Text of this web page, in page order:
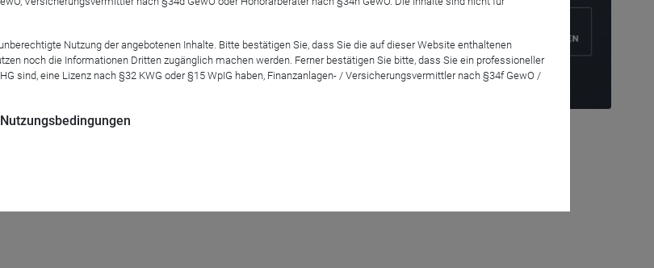
der Wahl Donald Trumps dachte man zuerst, dass dieser
haben – für US-amerikanische Unternehmen und für die US-
inwieweit politische Instabilität die ursprüngliche
Volkswirtschaft stellt sich auch die Frage, ob der Dollar
einen Blick auf all diese Fragen und stellt Ihnen Lösungen
Nutzung der angebotenen Inhalte. Bitte bestätigen Sie, dass Sie die auf dieser Website enthaltenen
noch die Informationen Dritten zugänglich machen werden. Ferner bestätigen Sie bitte, dass Sie ein professioneller
sind, eine Lizenz nach §32 KWG oder §15 WpIG haben, Finanzanlagen- / Versicherungsvermittler nach §34f GewO /